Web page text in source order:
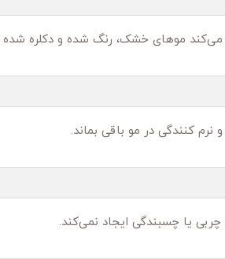
موهای خشک، رنگ‌ شده و دکلره‌ شده
کنندگی در مو باقی بماند.
یا چسبندگی ایجاد نمی‌کند.